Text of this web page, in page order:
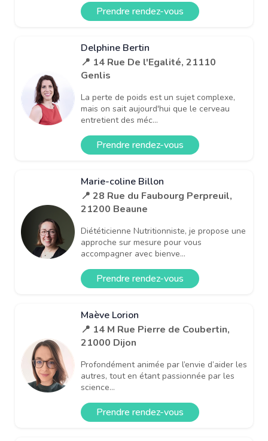
Prendre rendez-vous
Delphine Bertin
📍 14 Rue De l'Egalité, 21110
Genlis
La perte de poids est un sujet complexe,
mais on sait aujourd'hui que le cerveau
entretient des méc...
Prendre rendez-vous
Marie-coline Billon
📍 28 Rue du Faubourg Perpreuil,
21200 Beaune
Diététicienne Nutritionniste, je propose une
approche sur mesure pour vous
accompagner avec bienve...
Prendre rendez-vous
Maève Lorion
📍 14 M Rue Pierre de Coubertin,
21000 Dijon
Profondément animée par l’envie d’aider les
autres, tout en étant passionnée par les
science...
Prendre rendez-vous